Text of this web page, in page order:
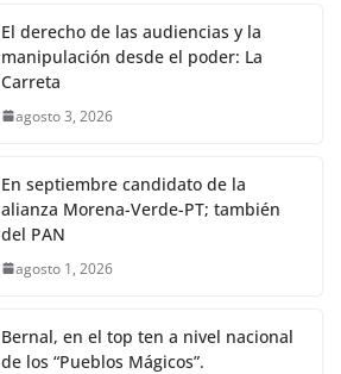
El derecho de las audiencias y la
manipulación desde el poder: La
Carreta
agosto 3, 2026
En septiembre candidato de la
alianza Morena-Verde-PT; también
del PAN
agosto 1, 2026
Bernal, en el top ten a nivel nacional
de los “Pueblos Mágicos”.